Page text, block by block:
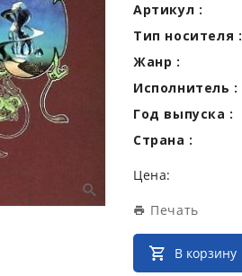
Артикул :
Тип носителя :
Жанр :
Исполнитель :
Год выпуска :
Страна :
Цена:
Печать
В корзину